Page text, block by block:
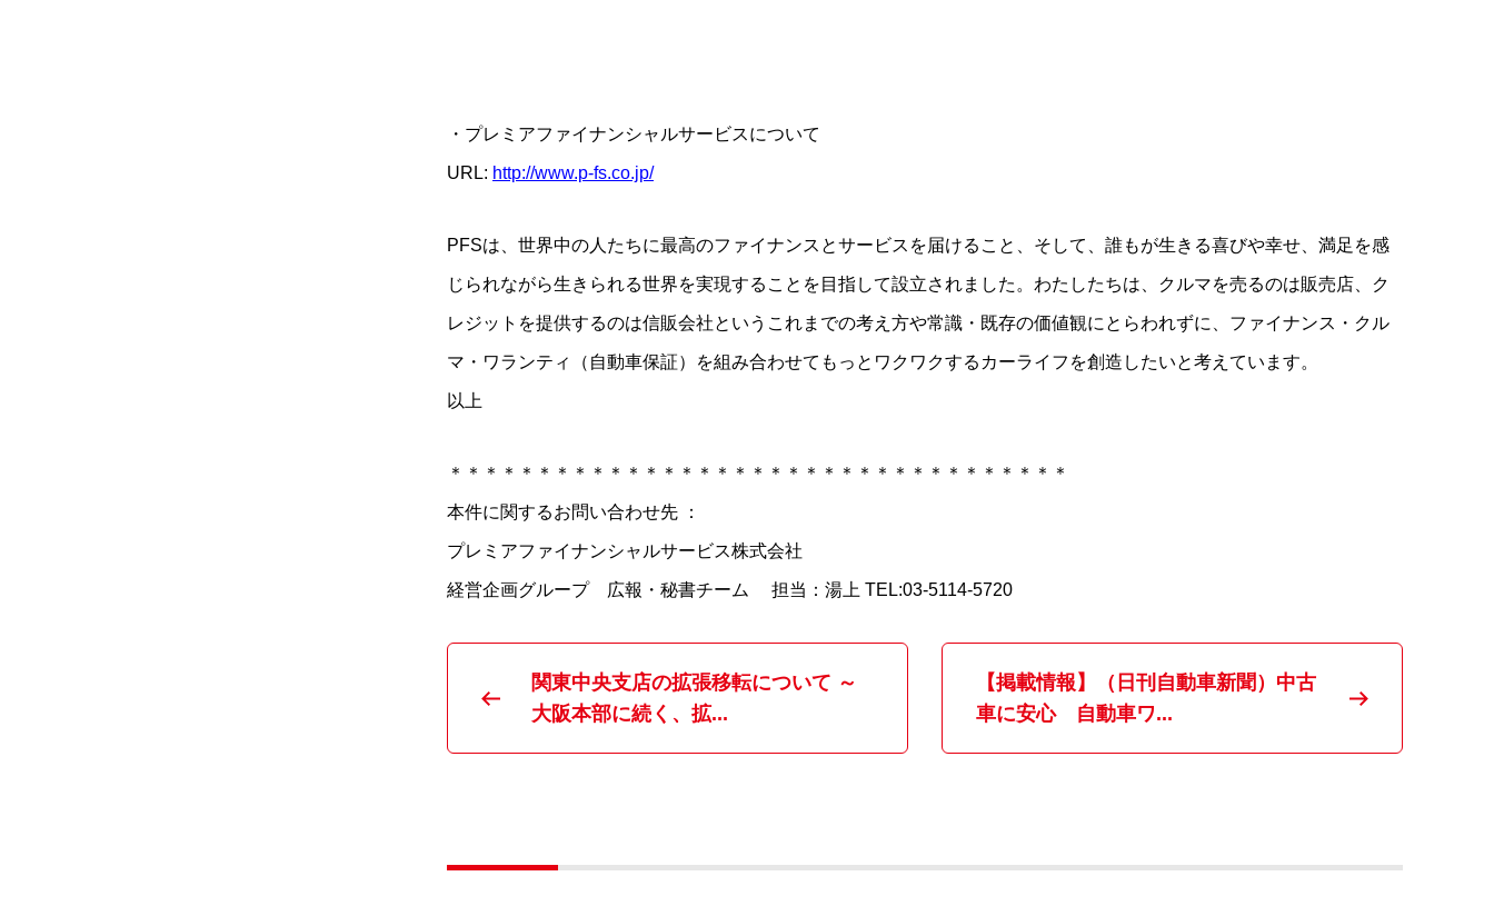
・プレミアファイナンシャルサービスについて
URL: http://www.p-fs.co.jp/
PFSは、世界中の人たちに最高のファイナンスとサービスを届けること、そして、誰もが生きる喜びや幸せ、満足を感
じられながら生きられる世界を実現することを目指して設立されました。わたしたちは、クルマを売るのは販売店、ク
レジットを提供するのは信販会社というこれまでの考え方や常識・既存の価値観にとらわれずに、ファイナンス・クル
マ・ワランティ（自動車保証）を組み合わせてもっとワクワクするカーライフを創造したいと考えています。
以上
＊＊＊＊＊＊＊＊＊＊＊＊＊＊＊＊＊＊＊＊＊＊＊＊＊＊＊＊＊＊＊＊＊＊＊
本件に関するお問い合わせ先 ：
プレミアファイナンシャルサービス株式会社
経営企画グループ 広報・秘書チーム 担当：湯上 TEL:03-5114-5720
関東中央支店の拡張移転について ～
大阪本部に続く、拡...
【掲載情報】（日刊自動車新聞）中古
車に安心 自動車ワ...